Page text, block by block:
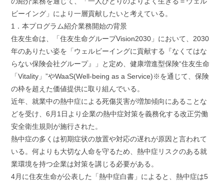
ビーイング」により一層貢献したいと考えている。
1．本プログラム紹介業務開始の背景
住友生命は、「住友生命グループVision2030」において、2030
年のありたい姿を「ウェルビーイングに貢献する『なくてはな
らない保険会社グループ』」と定め、健康増進型保険“住友生命
「Vitality」”やWaaS(Well-being as a Service)※を通じて、保険
の枠を超えた価値提供に取り組んでいる。
近年、就業中の熱中症による死傷災害が増加傾向にあることな
どを受け、6月1日より企業の熱中症対策を義務化する改正労働
安全衛生規則が施行された。
熱中症の多くは初期症状の放置や対応の遅れが原因と言われて
いる。何よりも大切な人命を守るため、熱中症リスクのある就
業環境を持つ企業は対策を講じる必要がある。
4月に住友生命が公表した「熱中症白書」によると、熱中症は5